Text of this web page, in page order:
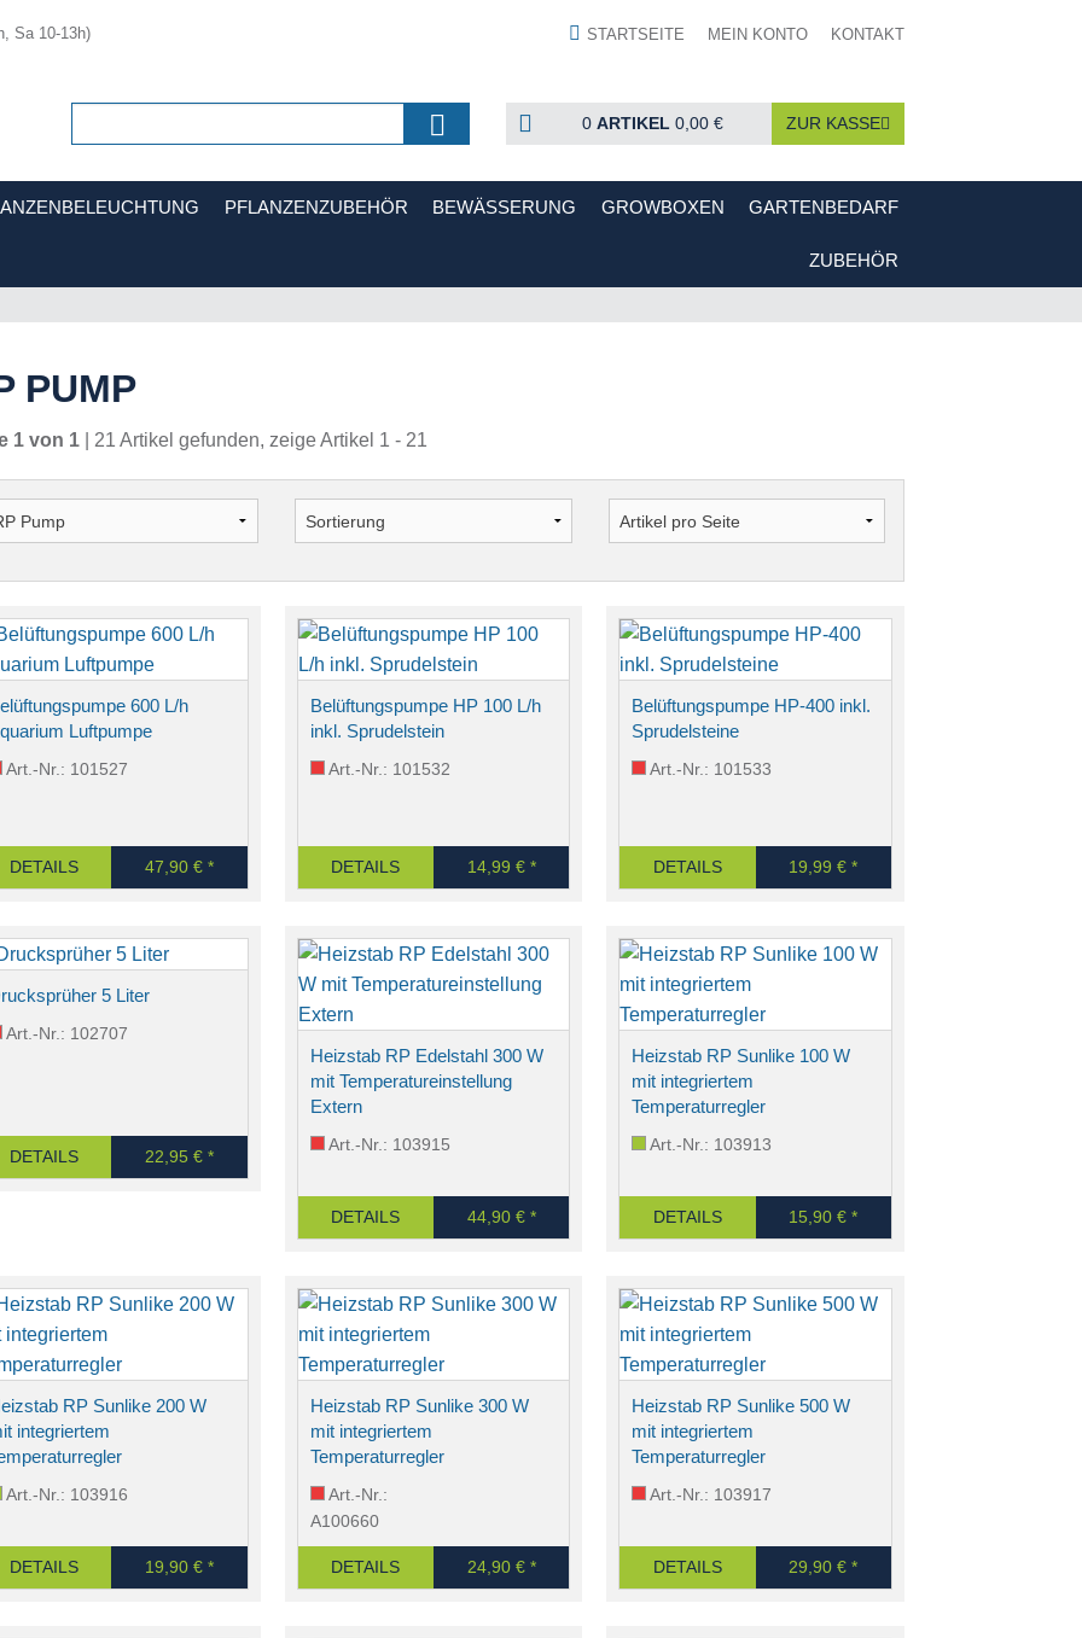
Sa 10-13h) STARTSEITE MEIN KONTO KONTAKT
0 ARTIKEL 0,00 € ZUR KASSE
PFLANZENZUBEHÖR BEWÄSSERUNG GROWBOXEN GARTENBEDARF
ZUBEHÖR
PUMP
1 von 1 | 21 Artikel gefunden, zeige Artikel 1 - 21
600 L/h
Luftpumpe
Art.-Nr.: 101527
DETAILS 47,90 € *
Belüftungspumpe HP 100 L/h
inkl. Sprudelstein
Art.-Nr.: 101532
DETAILS 14,99 € *
Belüftungspumpe HP-400 inkl.
Sprudelsteine
Art.-Nr.: 101533
DETAILS 19,99 € *
5 Liter
Art.-Nr.: 102707
DETAILS 22,95 € *
Heizstab RP Edelstahl 300 W
mit Temperatureinstellung
Extern
Art.-Nr.: 103915
DETAILS 44,90 € *
Heizstab RP Sunlike 100 W
mit integriertem
Temperaturregler
Art.-Nr.: 103913
DETAILS 15,90 € *
RP Sunlike 200 W
integriertem
Art.-Nr.: 103916
DETAILS 19,90 € *
Heizstab RP Sunlike 300 W
mit integriertem
Temperaturregler
Art.-Nr.:
A100660
DETAILS 24,90 € *
Heizstab RP Sunlike 500 W
mit integriertem
Temperaturregler
Art.-Nr.: 103917
DETAILS 29,90 € *